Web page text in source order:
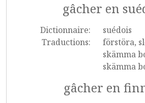
gâcher en
Dictionnaire:
suédois
Traductions:
förstöra,
skämma
skämma
gâcher en